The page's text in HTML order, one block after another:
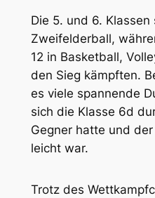
Die 5. und 6. Klassen
Zweifelderball,
12 in Basketball,
den Sieg kämpften.
es viele spannende
sich die Klasse 6d
Gegner hatte und
leicht war.
Trotz des